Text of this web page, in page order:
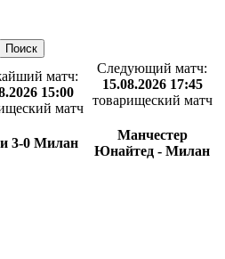
матч:
15:00
матч
3-0 Милан
Следующий матч:
15.08.2026 17:45
товарищеский матч
Манчестер
Юнайтед - Милан